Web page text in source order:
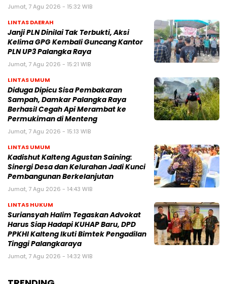
Jumat, 7 Agu 2026 - 15:32 WIB
LINTAS DAERAH
Janji PLN Dinilai Tak Terbukti, Aksi
Kelima GPG Kembali Guncang Kantor
PLN UP3 Palangka Raya
Jumat, 7 Agu 2026 - 15:21 WIB
LINTAS UMUM
Diduga Dipicu Sisa Pembakaran
Sampah, Damkar Palangka Raya
Berhasil Cegah Api Merambat ke
Permukiman di Menteng
Jumat, 7 Agu 2026 - 15:13 WIB
LINTAS UMUM
Kadishut Kalteng Agustan Saining:
Sinergi Desa dan Kelurahan Jadi Kunci
Pembangunan Berkelanjutan
Jumat, 7 Agu 2026 - 14:43 WIB
LINTAS HUKUM
Suriansyah Halim Tegaskan Advokat
Harus Siap Hadapi KUHAP Baru, DPD
PPKHI Kalteng Ikuti Bimtek Pengadilan
Tinggi Palangkaraya
Jumat, 7 Agu 2026 - 14:32 WIB